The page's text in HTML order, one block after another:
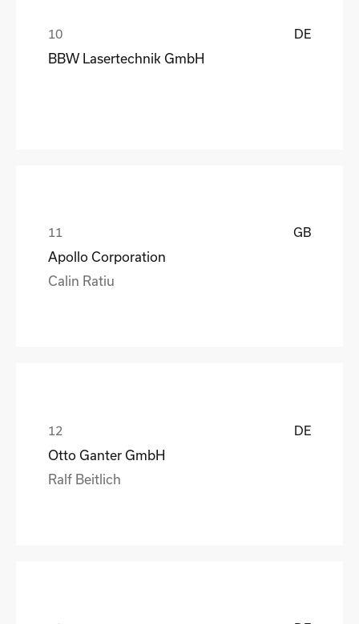
DE
BBW Lasertechnik GmbH
GB
Apollo Corporation
Calin Ratiu
DE
Otto Ganter GmbH
Ralf Beitlich